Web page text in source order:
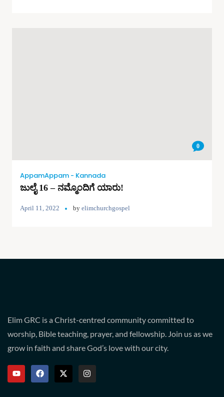
0
AppamAppam - Kannada
ಜುಲೈ 16 – ನಮ್ಮೊಂದಿಗೆ ಯಾರು!
April 11, 2022 by elimchurchgospel
Elim GRC is a Christ-centred community committed to
worship, Bible teaching, prayer, and fellowship. Join us as we
grow in faith and share God’s love with our city.